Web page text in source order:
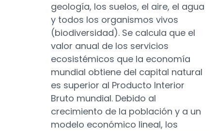
geología, los suelos, el aire, el agua
y todos los organismos vivos
(biodiversidad). Se calcula que el
valor anual de los servicios
ecosistémicos que la economía
mundial obtiene del capital natural
es superior al Producto Interior
Bruto mundial. Debido al
crecimiento de la población y a un
modelo económico lineal, los